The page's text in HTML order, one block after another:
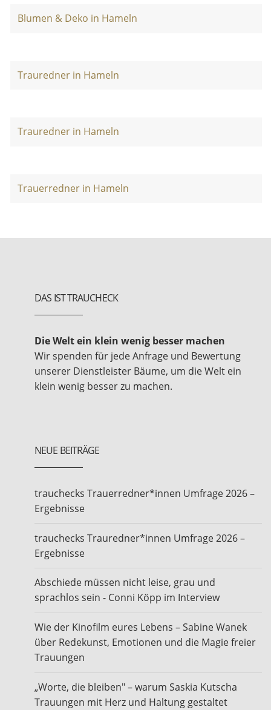
Blumen & Deko in Hameln
Trauredner in Hameln
Trauredner in Hameln
Trauerredner in Hameln
DAS IST TRAUCHECK
Die Welt ein klein wenig besser machen
Wir spenden für jede Anfrage und Bewertung
unserer Dienstleister Bäume, um die Welt ein
klein wenig besser zu machen.
NEUE BEITRÄGE
trauchecks Trauerredner*innen Umfrage 2026 –
Ergebnisse
trauchecks Trauredner*innen Umfrage 2026 –
Ergebnisse
Abschiede müssen nicht leise, grau und
sprachlos sein - Conni Köpp im Interview
Wie der Kinofilm eures Lebens – Sabine Wanek
über Redekunst, Emotionen und die Magie freier
Trauungen
„Worte, die bleiben" – warum Saskia Kutscha
Trauungen mit Herz und Haltung gestaltet